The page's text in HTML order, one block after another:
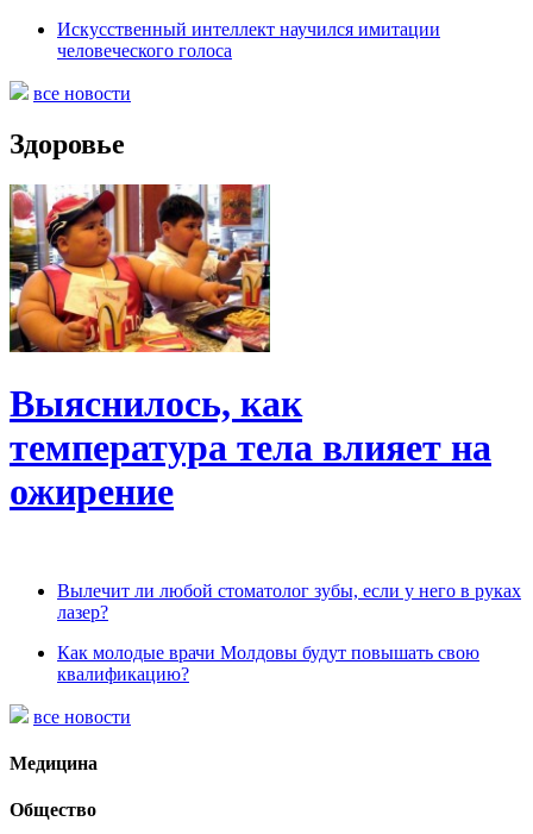
Искусственный интеллект научился имитации
человеческого голоса
все новости
Здоровье
Выяснилось, как
температура тела влияет на
ожирение
Вылечит ли любой стоматолог зубы, если у него в руках
лазер?
Как молодые врачи Молдовы будут повышать свою
квалификацию?
все новости
Медицина
Общество